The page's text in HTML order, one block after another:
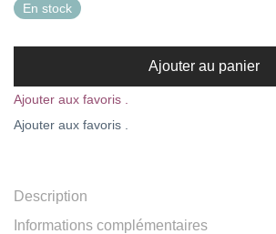
63,00 €.
En stock
Ajouter au panier
Ajouter aux favoris .
Ajouter aux favoris .
Description
Informations complémentaires